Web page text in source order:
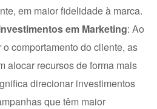
em maior fidelidade à marca.
em Marketing: Ao
comportamento do cliente, as
alocar recursos de forma mais
direcionar investimentos
que têm maior